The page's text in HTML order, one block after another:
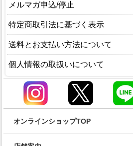
メルマガ申込/停止
特定商取引法に基づく表示
送料とお支払い方法について
個人情報の取扱いについて
オンラインショップTOP